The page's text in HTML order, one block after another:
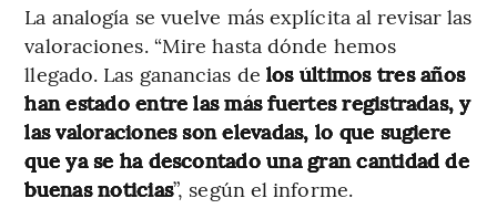
La analogía se vuelve más explícita al revisar las
valoraciones. “Mire hasta dónde hemos
llegado. Las ganancias de los últimos tres años
han estado entre las más fuertes registradas, y
las valoraciones son elevadas, lo que sugiere
que ya se ha descontado una gran cantidad de
buenas noticias”, según el informe.